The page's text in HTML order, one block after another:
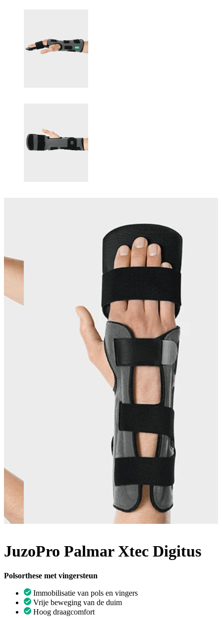
JuzoPro Palmar Xtec Digitus
Polsorthese met vingersteun
Immobilisatie van pols en vingers
Vrije beweging van de duim
Hoog draagcomfort